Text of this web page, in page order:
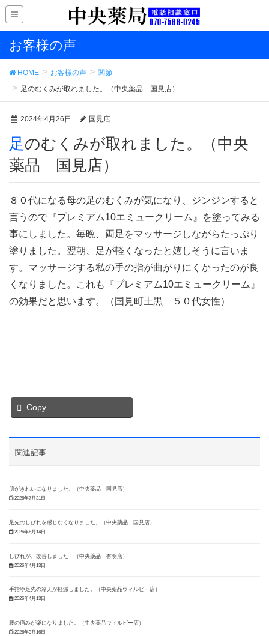
お客様の声
HOME お客様の声
関節
足のむくみが取れました。（中央薬品 国見店）
2024年4月26日 国見店
足のむくみが取れました。（中央
薬品 国見店）
８０代になる母の足のむくみが気になり、ジンジンすると
言うので『プレミアム10エミュークリーム』を塗ってみる
事にしました。毎晩、両足をマッサージしながらたっぷり
塗りました。翌朝、足が軽くなったと嬉しそうに言いま
す。マッサージする私の手の指が曲がりにくかったのが良
くなりました。これも『プレミアム10エミュークリーム』
の効果だと思います。（国見町土黒 ５０代女性）
Copy
関連記事
肌がきれいになりました。（中央薬品 国見店）
2026年7月31日
足先のしびれを感じなくなりました。（中央薬品 国見店）
2026年6月14日
しびれが、改善しました！（中央薬品 有明店）
2026年4月13日
手指や足先の冷えが軽減しました。（中央薬品ウィルビー店）
2026年4月13日
腰の痛みが楽になりました。（中央薬品ウィルビー店）
2026年3月16日